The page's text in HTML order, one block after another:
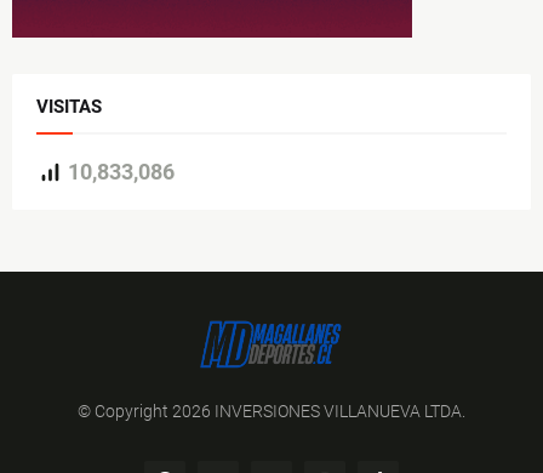
VISITAS
10,833,086
© Copyright 2026 INVERSIONES VILLANUEVA LTDA.